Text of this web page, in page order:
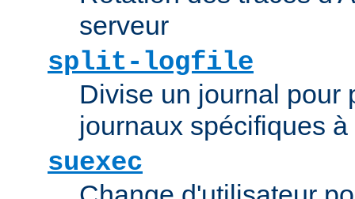
serveur
split-logfile
Divise un journal pour
journaux spécifiques
suexec